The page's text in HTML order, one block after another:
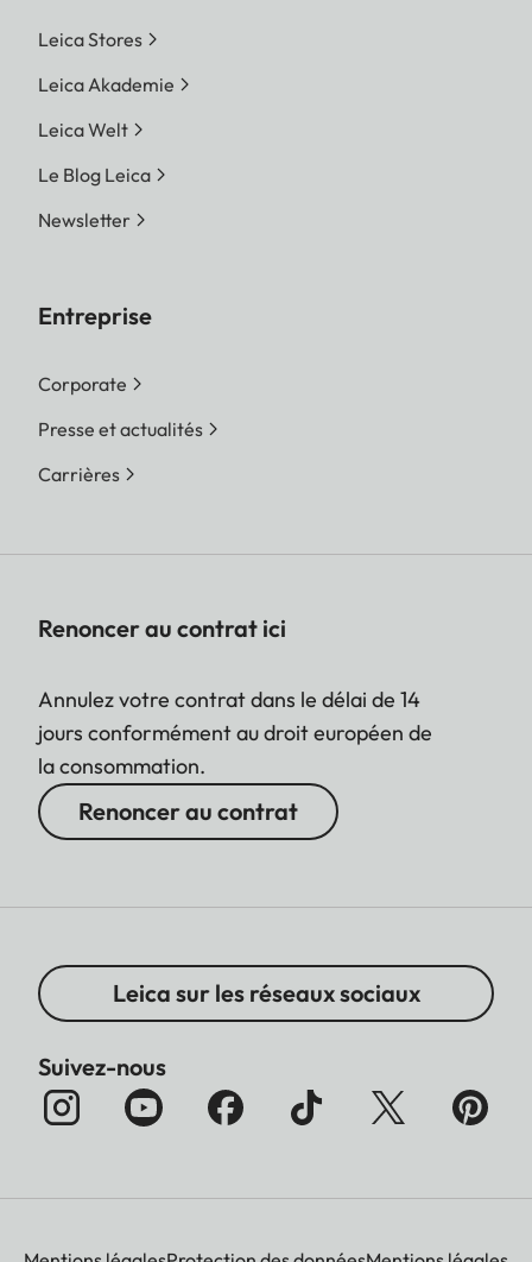
Leica Stores
Leica Akademie
Leica Welt
Le Blog Leica
Newsletter
Entreprise
Corporate
Presse et actualités
Carrières
Renoncer au contrat ici
Annulez votre contrat dans le délai de 14
jours conformément au droit européen de
la consommation.
Renoncer au contrat
Leica sur les réseaux sociaux
Suivez-nous